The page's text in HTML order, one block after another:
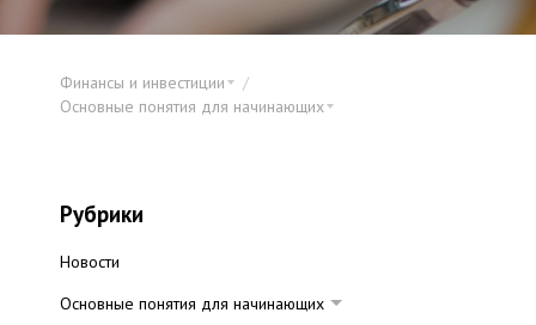
Финансы и инвестиции
Основные понятия для начинающих
Рубрики
Новости
Основные понятия для начинающих